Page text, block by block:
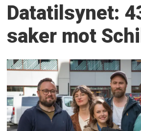
Datatilsynet:
saker mot